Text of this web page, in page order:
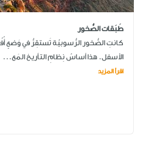
طَبَقات الصُّخور
كانتِ الصُّخور الرُّسوبيّة تَستقِرُّ في وَضعٍ
الأسفل. هذا أساسُ نِظامِ التأريخ المَع...
اقرأ المزيد